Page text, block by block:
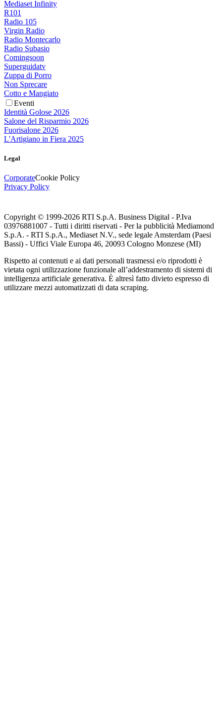
Mediaset Infinity
R101
Radio 105
Virgin Radio
Radio Montecarlo
Radio Subasio
Comingsoon
Superguidatv
Zuppa di Porro
Non Sprecare
Cotto e Mangiato
Eventi
Identità Golose 2026
Salone del Risparmio 2026
Fuorisalone 2026
L'Artigiano in Fiera 2025
Legal
CorporateCookie Policy
Privacy Policy
Copyright © 1999-2026 RTI S.p.A. Business Digital - P.Iva
03976881007 - Tutti i diritti riservati - Per la pubblicità Mediamond
S.p.A. - RTI S.p.A., Mediaset N.V., sede legale Amsterdam (Paesi
Bassi) - Uffici Viale Europa 46, 20093 Cologno Monzese (MI)
Rispetto ai contenuti e ai dati personali trasmessi e/o riprodotti è
vietata ogni utilizzazione funzionale all’addestramento di sistemi di
intelligenza artificiale generativa. È altresì fatto divieto espresso di
utilizzare mezzi automatizzati di data scraping.